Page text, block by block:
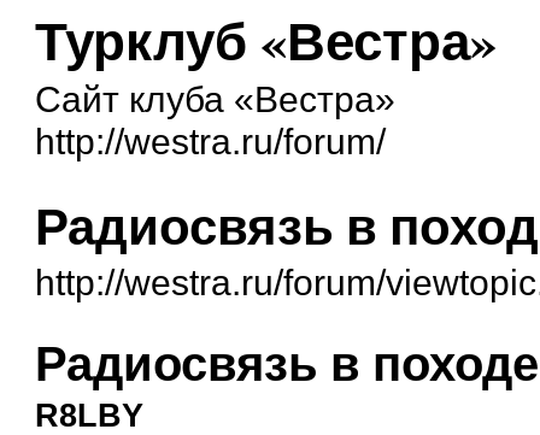
Турклуб «Вестра»
Сайт клуба «Вестра»
http://westra.ru/forum/
Радиосвязь в
http://westra.ru/forum/
Радиосвязь в походе
R8LBY